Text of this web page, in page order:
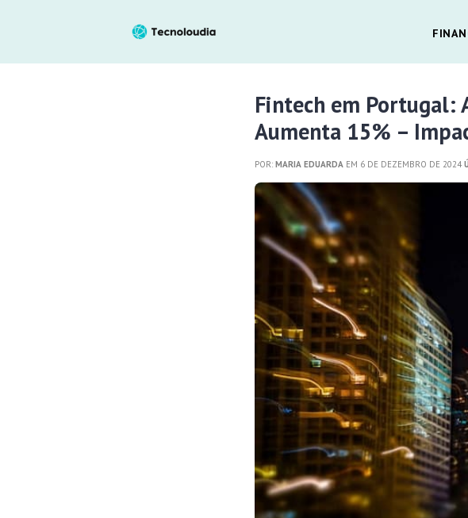
Fintech em Portugal:
Aumenta 15% –
POR:MARIA EDUARDA EM 6 DE DEZEMBRO DE 2024